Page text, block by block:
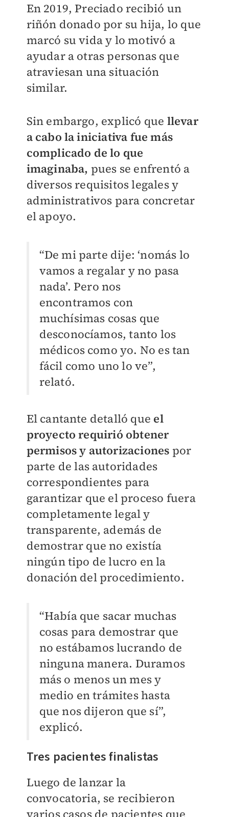
En 2019, Preciado recibió un
riñón donado por su hija, lo que
marcó su vida y lo motivó a
ayudar a otras personas que
atraviesan una situación
similar.
Sin embargo, explicó que llevar
a cabo la iniciativa fue más
complicado de lo que
imaginaba, pues se enfrentó a
diversos requisitos legales y
administrativos para concretar
el apoyo.
“De mi parte dije: ‘nomás lo
vamos a regalar y no pasa
nada’. Pero nos
encontramos con
muchísimas cosas que
desconocíamos, tanto los
médicos como yo. No es tan
fácil como uno lo ve”,
relató.
El cantante detalló que el
proyecto requirió obtener
permisos y autorizaciones por
parte de las autoridades
correspondientes para
garantizar que el proceso fuera
completamente legal y
transparente, además de
demostrar que no existía
ningún tipo de lucro en la
donación del procedimiento.
“Había que sacar muchas
cosas para demostrar que
no estábamos lucrando de
ninguna manera. Duramos
más o menos un mes y
medio en trámites hasta
que nos dijeron que sí”,
explicó.
Tres pacientes finalistas
Luego de lanzar la
convocatoria, se recibieron